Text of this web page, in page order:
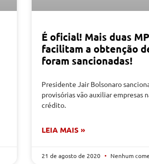
É oficial! Mais duas
facilitam a obtenção
foram sancionadas!
Presidente Jair Bolsonaro
provisórias vão auxiliar empresas
crédito.
LEIA MAIS »
21 de agosto de 2020 Nenhum